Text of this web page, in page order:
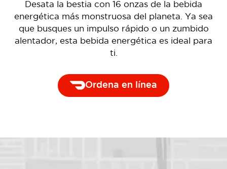
Desata la bestia con 16 onzas de la bebida
energética más monstruosa del planeta. Ya sea
que busques un impulso rápido o un zumbido
alentador, esta bebida energética es ideal para
ti.
Ordena en línea